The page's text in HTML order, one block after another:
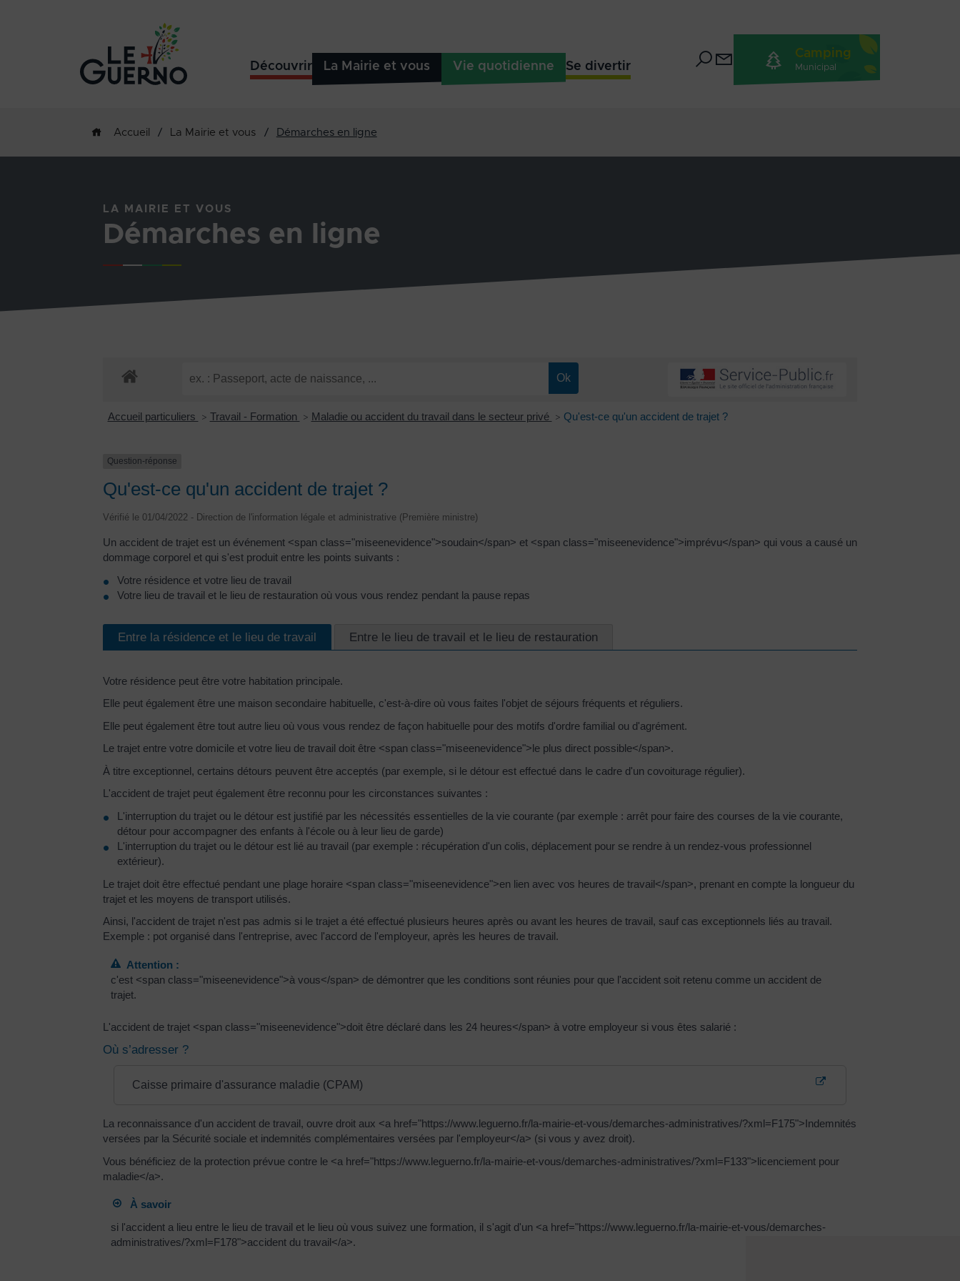
Découvrir La Mairie et vous Vie quotidienne Se divertir
Camping
Municipal
Accueil / La Mairie et vous / Démarches en ligne
LA MAIRIE ET VOUS
Démarches en ligne
Accueil particuliers > Travail - Formation > Maladie ou accident du travail dans le secteur privé > Qu'est-ce qu'un accident de trajet ?
Question-réponse
Qu'est-ce qu'un accident de trajet ?
Vérifié le 01/04/2022 - Direction de l'information légale et administrative (Première ministre)
Un accident de trajet est un événement <span class="miseenevidence">soudain</span> et <span class="miseenevidence">imprévu</span> qui vous a causé un
dommage corporel et qui s'est produit entre les points suivants :
Votre résidence et votre lieu de travail
Votre lieu de travail et le lieu de restauration où vous vous rendez pendant la pause repas
Entre la résidence et le lieu de travail Entre le lieu de travail et le lieu de restauration
Votre résidence peut être votre habitation principale.
Elle peut également être une maison secondaire habituelle, c'est-à-dire où vous faites l'objet de séjours fréquents et réguliers.
Elle peut également être tout autre lieu où vous vous rendez de façon habituelle pour des motifs d'ordre familial ou d'agrément.
Le trajet entre votre domicile et votre lieu de travail doit être <span class="miseenevidence">le plus direct possible</span>.
À titre exceptionnel, certains détours peuvent être acceptés (par exemple, si le détour est effectué dans le cadre d'un covoiturage régulier).
L'accident de trajet peut également être reconnu pour les circonstances suivantes :
L'interruption du trajet ou le détour est justifié par les nécessités essentielles de la vie courante (par exemple : arrêt pour faire des courses de la vie courante,
détour pour accompagner des enfants à l'école ou à leur lieu de garde)
L'interruption du trajet ou le détour est lié au travail (par exemple : récupération d'un colis, déplacement pour se rendre à un rendez-vous professionnel
extérieur).
Le trajet doit être effectué pendant une plage horaire <span class="miseenevidence">en lien avec vos heures de travail</span>, prenant en compte la longueur du
trajet et les moyens de transport utilisés.
Ainsi, l'accident de trajet n'est pas admis si le trajet a été effectué plusieurs heures après ou avant les heures de travail, sauf cas exceptionnels liés au travail.
Exemple : pot organisé dans l'entreprise, avec l'accord de l'employeur, après les heures de travail.
Attention :
c'est <span class="miseenevidence">à vous</span> de démontrer que les conditions sont réunies pour que l'accident soit retenu comme un accident de
trajet.
L'accident de trajet <span class="miseenevidence">doit être déclaré dans les 24 heures</span> à votre employeur si vous êtes salarié :
Où s’adresser ?
Caisse primaire d'assurance maladie (CPAM)
La reconnaissance d'un accident de travail, ouvre droit aux <a href="https://www.leguerno.fr/la-mairie-et-vous/demarches-administratives/?xml=F175">Indemnités
versées par la Sécurité sociale et indemnités complémentaires versées par l'employeur</a> (si vous y avez droit).
Vous bénéficiez de la protection prévue contre le <a href="https://www.leguerno.fr/la-mairie-et-vous/demarches-administratives/?xml=F133">licenciement pour
maladie</a>.
À savoir
si l'accident a lieu entre le lieu de travail et le lieu où vous suivez une formation, il s'agit d'un <a href="https://www.leguerno.fr/la-mairie-et-vous/demarches-
administratives/?xml=F178">accident du travail</a>.